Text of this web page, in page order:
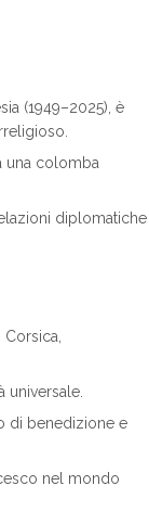
(1949–2025), è
una colomba
diplomatiche
universale.
di benedizione e
nel mondo